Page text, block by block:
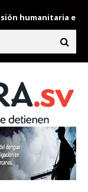
enviada